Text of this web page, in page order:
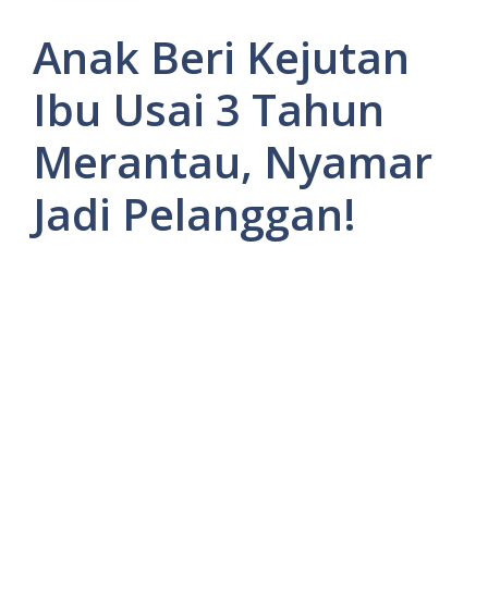
Anak Beri Kejutan
Ibu Usai 3 Tahun
Merantau, Nyamar
Jadi Pelanggan!